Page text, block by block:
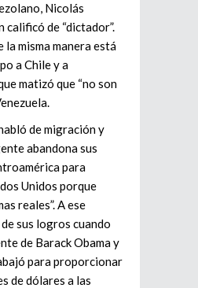
Nicolás
calificó de “dictador”.
la misma manera está
a Chile y a
matizó que “no son
de migración y
abandona sus
para
Unidos porque
reales”. A ese
sus logros cuando
de Barack Obama y
para proporcionar
de dólares a las